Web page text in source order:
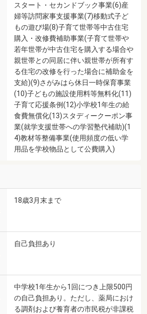
スタート・セカンドブック事業(6)産
婦等訪問家事支援事業(7)移動式子ど
もの遊び場(8)子育て世帯等中古住宅
購入・改修費補助事業(子育て世帯や
若年世帯が中古住宅を購入する場合や
親世帯との同居に伴い親世帯が所有す
る住宅の改修を行った場合に補助金を
支給)(9)さがみはら休日一時保育事業
(10)子どもの施設使用料等無料化(11)
子育て応援条例(12)小学校1年生の給
食費無償化(13)スタディークーポン事
業(就学支援世帯への学習塾代補助)(1
4)教材等整備事業(使用頻度の低い学
用品を学校物品として公費購入)
18歳3月末まで
自己負担あり
中学校1年生から1回につき上限500円
の自己負担あり。ただし、薬局におけ
る調剤および養育者の市民税が非課税